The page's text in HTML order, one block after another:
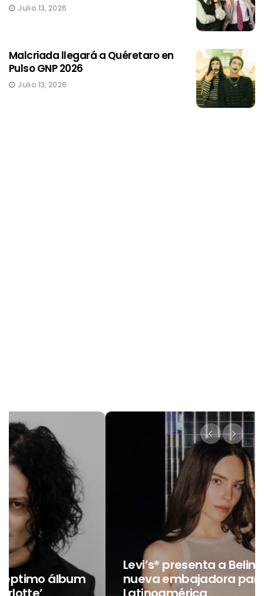
Julio 13, 2026
Malcriada llegará a Quéretaro en
Pulso GNP 2026
Julio 13, 2026
Levi’s® presenta a Belinda como su
nueva embajadora para